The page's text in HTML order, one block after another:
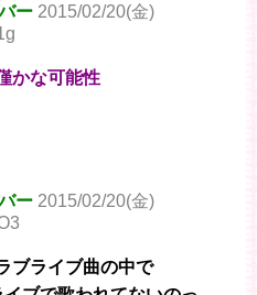
ー 2015/02/20(金)
かな可能性
ー 2015/02/20(金)
ブライブ曲の中で